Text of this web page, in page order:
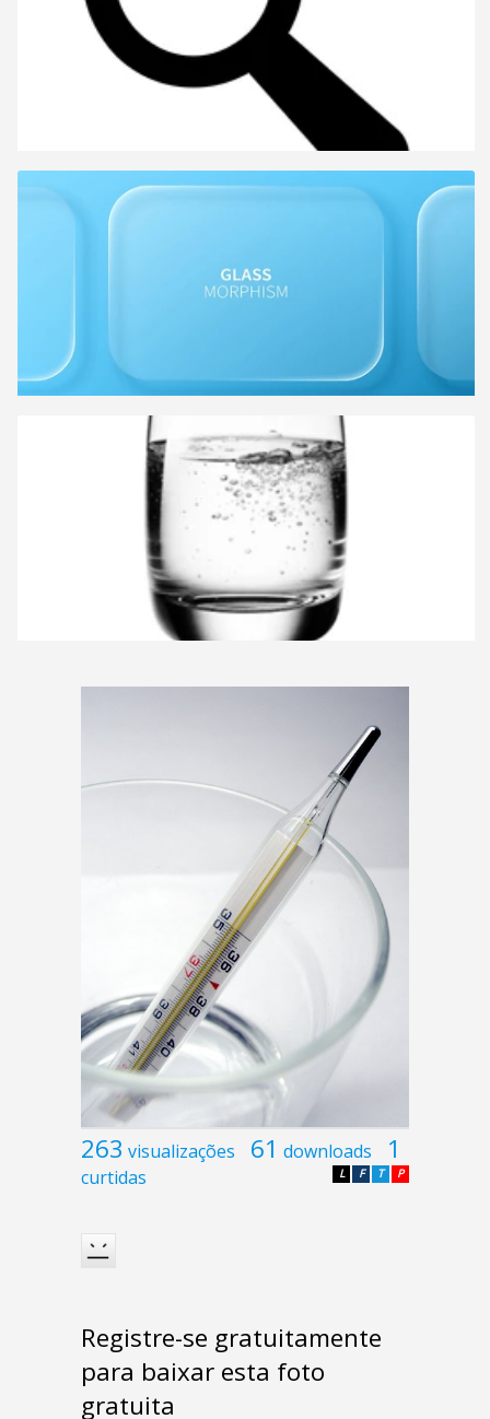
263 visualizações 61 downloads 1
curtidas P
T
F
L
Registre-se gratuitamente
para baixar esta foto
gratuita